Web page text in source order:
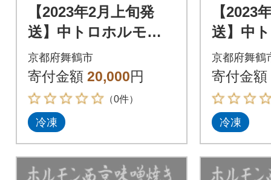
【2023年2月上旬発
送】中トロホルモン
西京味噌焼き 1.2kg
京都府舞鶴市
寄付金額 20,000円
（0件）
冷凍
【2023
送】中
西京味
京都府舞鶴
寄付金額
冷凍